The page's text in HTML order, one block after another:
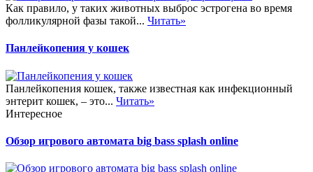
Как правило, у таких животных выброс эстрогена во время
фолликулярной фазы такой... Читать»
Панлейкопения у кошек
Панлейкопения кошек, также известная как инфекционный
энтерит кошек, – это... Читать»
Интересное
Обзор игрового автомата big bass splash online